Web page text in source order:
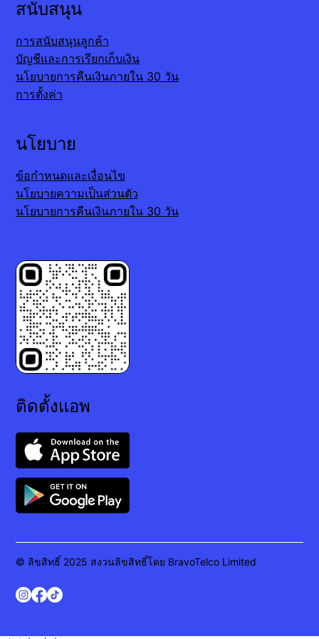
สนับสนุน
การสนับสนุนลูกค้า
บัญชีและการเรียกเก็บเงิน
นโยบายการคืนเงินภายใน 30 วัน
การตั้งค่า
นโยบาย
ข้อกำหนดและเงื่อนไข
นโยบายความเป็นส่วนตัว
นโยบายการคืนเงินภายใน 30 วัน
ติดตั้งแอพ
© ลิขสิทธิ์ 2025 สงวนลิขสิทธิ์โดย BravoTelco Limited